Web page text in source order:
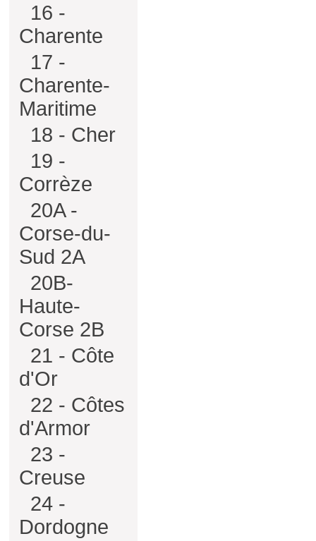
16 -
Charente
17 -
Charente-
Maritime
18 - Cher
19 -
Corrèze
20A -
Corse-du-
Sud 2A
20B-
Haute-
Corse 2B
21 - Côte
d'Or
22 - Côtes
d'Armor
23 -
Creuse
24 -
Dordogne